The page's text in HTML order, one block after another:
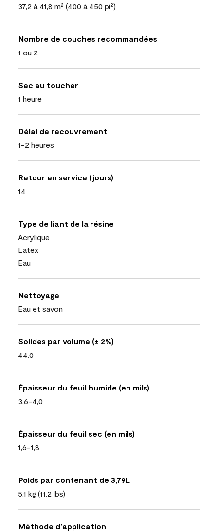
37,2 à 41,8 m² (400 à 450 pi²)
Nombre de couches recommandées
1 ou 2
Sec au toucher
1 heure
Délai de recouvrement
1-2 heures
Retour en service (jours)
14
Type de liant de la résine
Acrylique
Latex
Eau
Nettoyage
Eau et savon
Solides par volume (± 2%)
44.0
Épaisseur du feuil humide (en mils)
3,6-4,0
Épaisseur du feuil sec (en mils)
1,6-1,8
Poids par contenant de 3,79L
5.1 kg (11.2 lbs)
Méthode d’application